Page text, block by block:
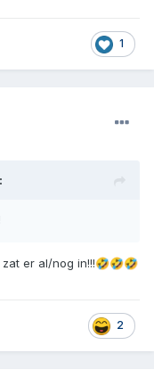
1
:
er al/nog in!!!🤣🤣🤣
2